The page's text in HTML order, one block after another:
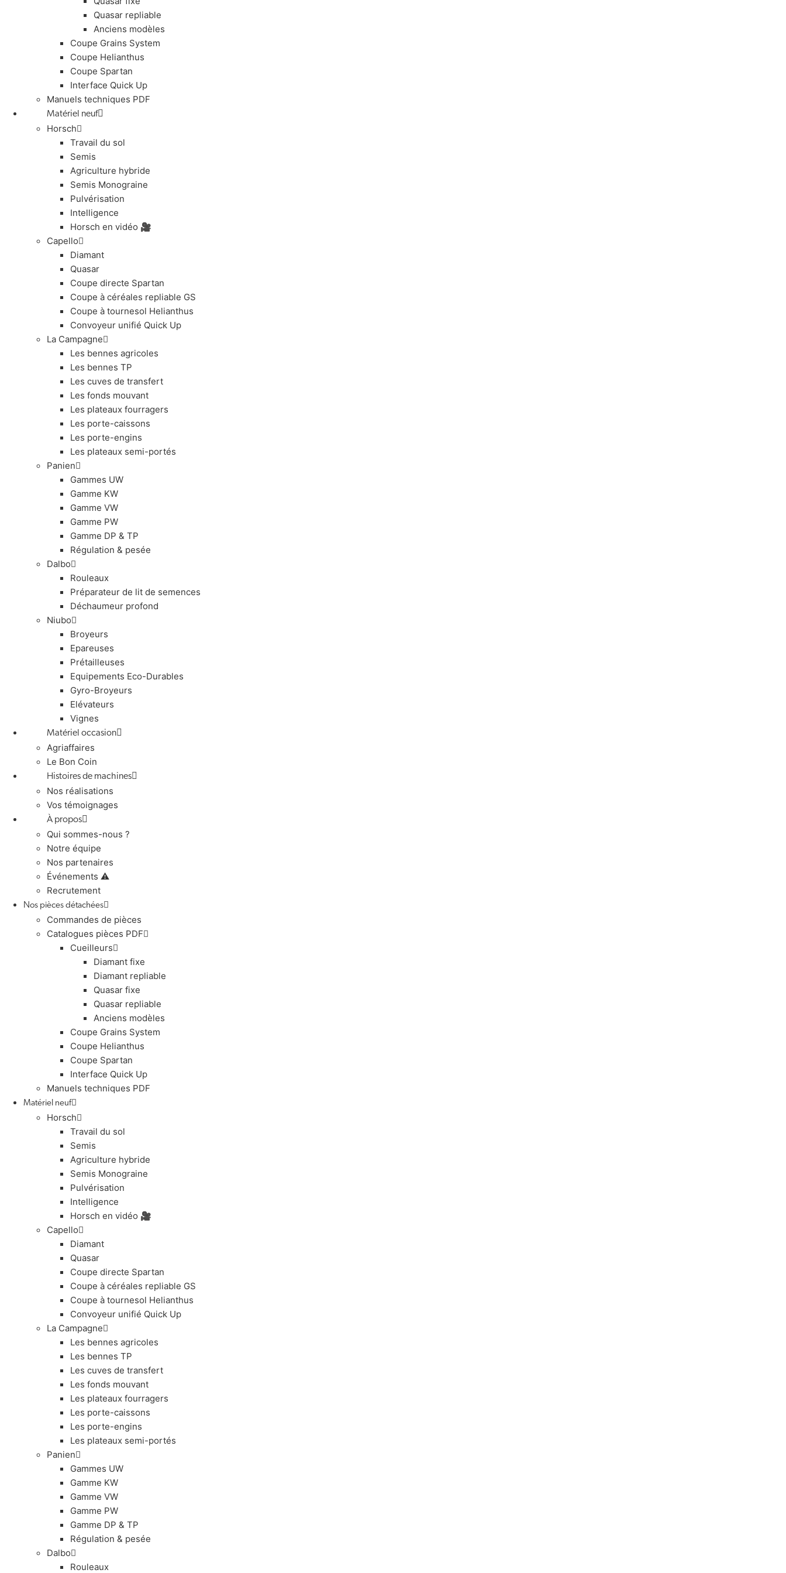
Quasar repliable
Anciens modèles
Coupe Grains System
Coupe Helianthus
Coupe Spartan
Interface Quick Up
Manuels techniques PDF
Matériel neuf
Horsch
Travail du sol
Semis
Agriculture hybride
Semis Monograine
Pulvérisation
Intelligence
Horsch en vidéo 🎥
Capello
Diamant
Quasar
Coupe directe Spartan
Coupe à céréales repliable GS
Coupe à tournesol Helianthus
Convoyeur unifié Quick Up
La Campagne
Les bennes agricoles
Les bennes TP
Les cuves de transfert
Les fonds mouvant
Les plateaux fourragers
Les porte-caissons
Les porte-engins
Les plateaux semi-portés
Panien
Gammes UW
Gamme KW
Gamme VW
Gamme PW
Gamme DP & TP
Régulation & pesée
Dalbo
Rouleaux
Préparateur de lit de semences
Déchaumeur profond
Niubo
Broyeurs
Epareuses
Prétailleuses
Equipements Eco-Durables
Gyro-Broyeurs
Elévateurs
Vignes
Matériel occasion
Agriaffaires
Le Bon Coin
Histoires de machines
Nos réalisations
Vos témoignages
À propos
Qui sommes-nous ?
Notre équipe
Nos partenaires
Événements ⚠️
Recrutement
Nos pièces détachées
Commandes de pièces
Catalogues pièces PDF
Cueilleurs
Diamant fixe
Diamant repliable
Quasar fixe
Quasar repliable
Anciens modèles
Coupe Grains System
Coupe Helianthus
Coupe Spartan
Interface Quick Up
Manuels techniques PDF
Matériel neuf
Horsch
Travail du sol
Semis
Agriculture hybride
Semis Monograine
Pulvérisation
Intelligence
Horsch en vidéo 🎥
Capello
Diamant
Quasar
Coupe directe Spartan
Coupe à céréales repliable GS
Coupe à tournesol Helianthus
Convoyeur unifié Quick Up
La Campagne
Les bennes agricoles
Les bennes TP
Les cuves de transfert
Les fonds mouvant
Les plateaux fourragers
Les porte-caissons
Les porte-engins
Les plateaux semi-portés
Panien
Gammes UW
Gamme KW
Gamme VW
Gamme PW
Gamme DP & TP
Régulation & pesée
Dalbo
Rouleaux